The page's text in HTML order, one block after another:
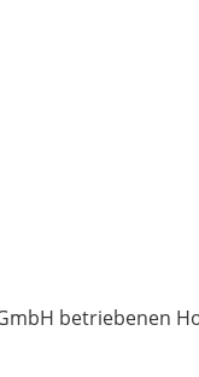
betriebenen